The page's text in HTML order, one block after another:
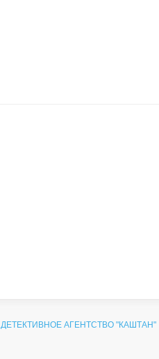
ДЕТЕКТИВНОЕ АГЕНТСТВО "КАШТАН"